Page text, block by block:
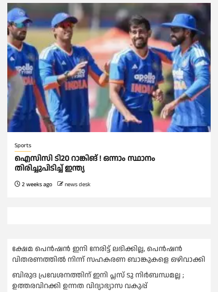
Sports
ഐസിസി ടി20 റാങ്കിങ് ! ഒന്നാം സ്ഥാനം
തിരിച്ചുപിടിച്ച്‌ ഇന്ത്യ
2 weeks ago news desk
ക്ഷേമ പെൻഷൻ ഇനി നേരിട്ട് ലഭിക്കില്ല, പെൻഷൻ
വിതരണത്തില്‍ നിന്ന് സഹകരണ ബാങ്കുകളെ ഒഴിവാക്കി
ബിരുദ പ്രവേശനത്തിന് ഇനി പ്ലസ് ടു നിര്‍ബന്ധമല്ല ;
ഉത്തരവിറക്കി ഉന്നത വിദ്യാഭ്യാസ വകുപ്പ്